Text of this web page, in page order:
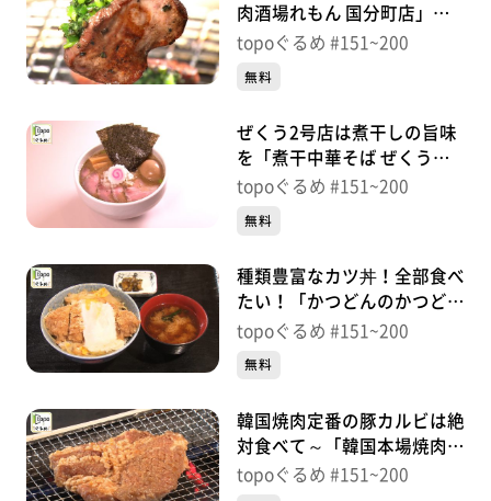
肉酒場れもん 国分町店」
（青葉区国分町）＃
topoぐるめ #151~200
無料
ぜくう2号店は煮干しの旨味
を「煮干中華そば ぜくう」
（青葉区春日町）＃
topoぐるめ #151~200
無料
種類豊富なカツ丼！全部食べ
たい！「かつどんのかつどん
家」（青葉区大手町）＃
topoぐるめ #151~200
無料
韓国焼肉定番の豚カルビは絶
対食べて～「韓国本場焼肉ハ
ルバン」（青葉区国分町）＃
topoぐるめ #151~200